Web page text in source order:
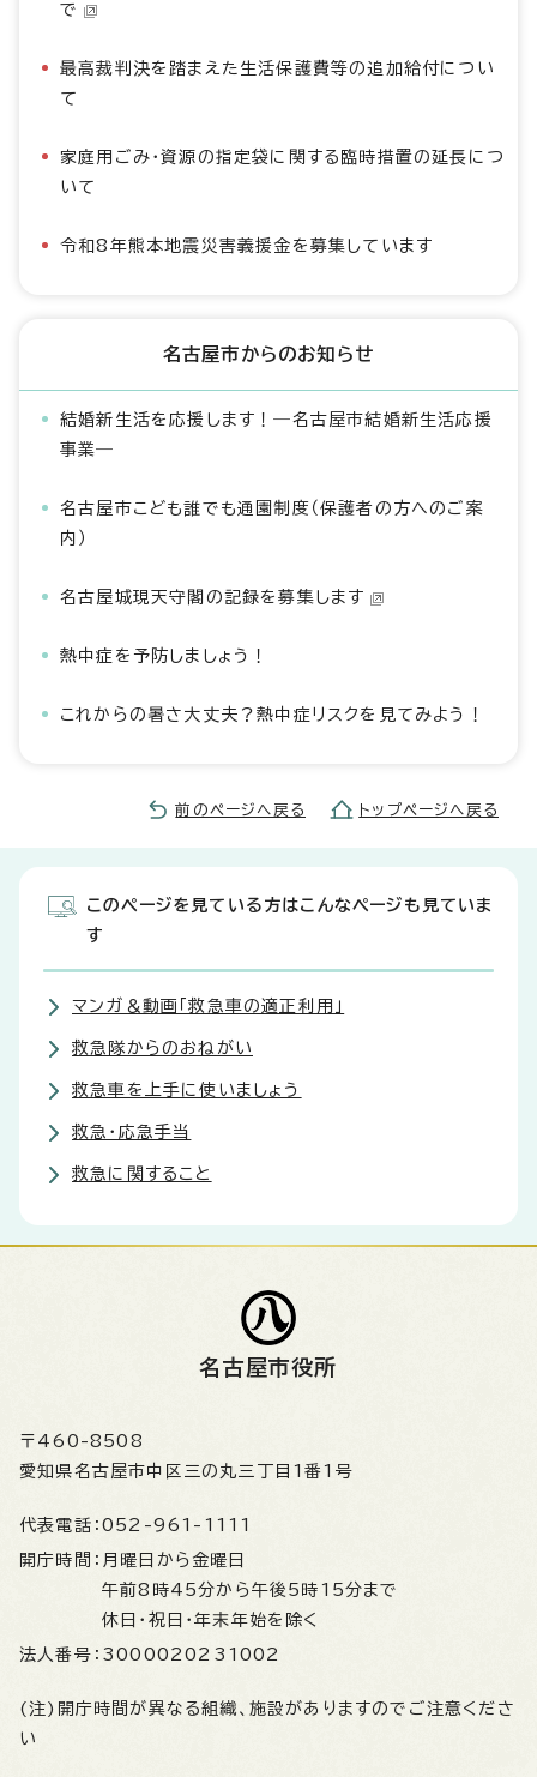
で
最高裁判決を踏まえた生活保護費等の追加給付につい
て
家庭用ごみ・資源の指定袋に関する臨時措置の延長につ
いて
令和8年熊本地震災害義援金を募集しています
名古屋市からのお知らせ
結婚新生活を応援します！―名古屋市結婚新生活応援
事業―
名古屋市こども誰でも通園制度（保護者の方へのご案
内）
名古屋城現天守閣の記録を募集します
熱中症を予防しましょう！
これからの暑さ大丈夫？熱中症リスクを見てみよう！
前のページへ戻る トップページへ戻る
このページを見ている方はこんなページも見ていま
す
マンガ＆動画「救急車の適正利用」
救急隊からのおねがい
救急車を上手に使いましょう
救急・応急手当
救急に関すること
名古屋市役所
〒460-8508
愛知県名古屋市中区三の丸三丁目1番1号
代表電話： 052-961-1111
開庁時間： 月曜日から金曜日
午前8時45分から午後5時15分まで
休日・祝日・年末年始を除く
法人番号： 3000020231002
(注)開庁時間が異なる組織、施設がありますのでご注意くださ
い